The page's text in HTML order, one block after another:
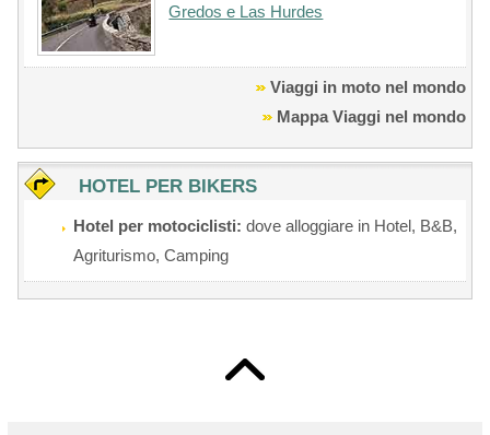
Gredos e Las Hurdes
Viaggi in moto nel mondo
Mappa Viaggi nel mondo
HOTEL PER BIKERS
Hotel per motociclisti: dove alloggiare in Hotel, B&B,
Agriturismo, Camping